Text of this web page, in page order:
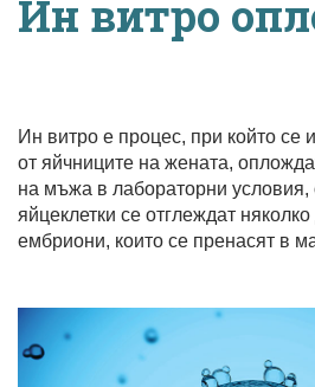
Ин витро
Ин витро е процес, при който се
от яйчниците на жената,
на мъжа в лабораторни условия,
яйцеклетки се отглеждат
ембриони, които се пренасят в